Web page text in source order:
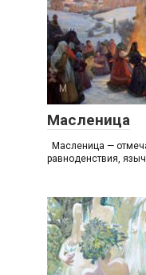
М
Масленица
Масленица —
равноденствия,